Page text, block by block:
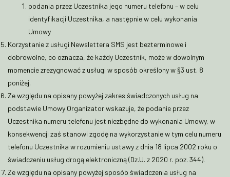
podania przez Uczestnika jego numeru telefonu – w celu
identyfikacji Uczestnika, a następnie w celu wykonania
Umowy
Korzystanie z usługi Newslettera SMS jest bezterminowe i
dobrowolne, co oznacza, że każdy Uczestnik, może w dowolnym
momencie zrezygnować z usługi w sposób określony w §3 ust. 8
poniżej.
Ze względu na opisany powyżej zakres świadczonych usług na
podstawie Umowy Organizator wskazuje, że podanie przez
Uczestnika numeru telefonu jest niezbędne do wykonania Umowy, w
konsekwencji zaś stanowi zgodę na wykorzystanie w tym celu numeru
telefonu Uczestnika w rozumieniu ustawy z dnia 18 lipca 2002 roku o
świadczeniu usług drogą elektroniczną (Dz.U. z 2020 r. poz. 344).
Ze względu na opisany powyżej sposób świadczenia usług na